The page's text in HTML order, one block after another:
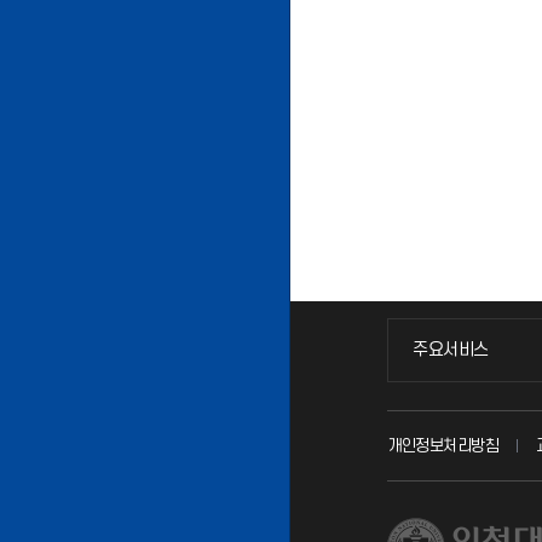
주요서비스
주요서비스
교무회의방송
시설예약
개인정보처리방침